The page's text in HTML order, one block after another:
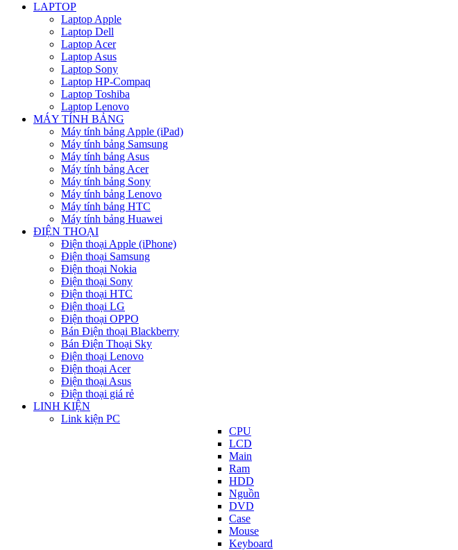
LAPTOP
Laptop Apple
Laptop Dell
Laptop Acer
Laptop Asus
Laptop Sony
Laptop HP-Compaq
Laptop Toshiba
Laptop Lenovo
MÁY TÍNH BẢNG
Máy tính bảng Apple (iPad)
Máy tính bảng Samsung
Máy tính bảng Asus
Máy tính bảng Acer
Máy tính bảng Sony
Máy tính bảng Lenovo
Máy tính bảng HTC
Máy tính bảng Huawei
ĐIỆN THOẠI
Điện thoại Apple (iPhone)
Điện thoại Samsung
Điện thoại Nokia
Điện thoại Sony
Điện thoại HTC
Điện thoại LG
Điện thoại OPPO
Bán Điện thoại Blackberry
Bán Điện Thoại Sky
Điện thoại Lenovo
Điện thoại Acer
Điện thoại Asus
Điện thoại giá rẻ
LINH KIỆN
Link kiện PC
CPU
LCD
Main
Ram
HDD
Nguồn
DVD
Case
Mouse
Keyboard